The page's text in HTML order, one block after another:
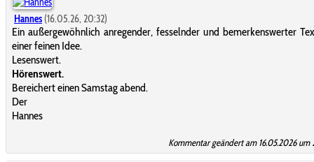
Hannes (16.05.26, 20:32)
Ein außergewöhnlich anregender, fesselnder und bemerkenswerter
einer feinen Idee.
Lesenswert.
Hörenswert.
Bereichert einen Samstag abend.
Der
Hannes
Kommentar geändert am 16.05.2026 um